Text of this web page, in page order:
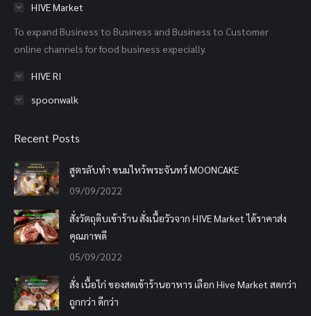
windowwindowwindow
HIVE Market
To expand Business to Business and Business to Customer
online channels for food business expecially.
HIVE RI
spoonwalk
Recent Posts
สูตรลับทำ ขนมไหว้พระจันทร์ MOONCAKE
09/09/2022
สั่งวัตถุดิบเข้าร้าน สั่งเนื้อวัวจาก HIVE Market ได้ราคาส่ง
คุณภาพดี
05/09/2022
สั่ง เนื้อไก่ ของสดเข้าร้านอาหาร เลือก Hive Market สดกว่า
ถูกกว่า ดีกว่า